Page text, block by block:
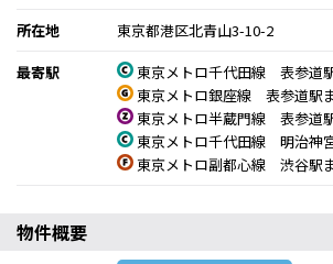
所在地
東京都港区北青山3-10-2
最寄駅
東京メトロ千代田線 表参道
東京メトロ銀座線 表参道駅
東京メトロ半蔵門線 表参道
東京メトロ千代田線 明治神
東京メトロ副都心線 渋谷駅
物件概要